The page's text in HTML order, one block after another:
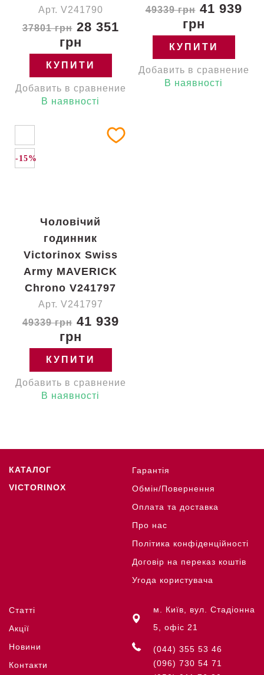
Арт. V241790
37801 грн28 351
грн
КУПИТИ
Добавить в сравнение
В наявності
49339 грн41 939
грн
КУПИТИ
Добавить в сравнение
В наявності
-15%
Чоловічий
годинник
Victorinox Swiss
Army MAVERICK
Chrono V241797
Арт. V241797
49339 грн41 939
грн
КУПИТИ
Добавить в сравнение
В наявності
КАТАЛОГ
VICTORINOX
Гарантія
Обмін/Повернення
Оплата та доставка
Про нас
Політика конфіденційності
Договір на переказ коштів
Угода користувача
Статті
Акції
Новини
Контакти
м. Київ, вул. Стадіонна
5, офіс 21
(044) 355 53 46
(096) 730 54 71